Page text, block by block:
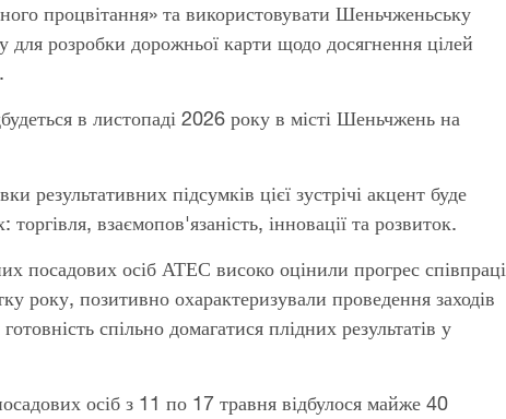
процвітання» та використовувати Шеньчженьську
розробки дорожньої карти щодо досягнення цілей
в листопаді 2026 року в місті Шеньчжень на
підсумків цієї зустрічі акцент буде
взаємопов'язаність, інновації та розвиток.
посадових осіб АТЕС високо оцінили прогрес співпраці
року, позитивно охарактеризували проведення заходів
спільно домагатися плідних результатів у
осіб з 11 по 17 травня відбулося майже 40